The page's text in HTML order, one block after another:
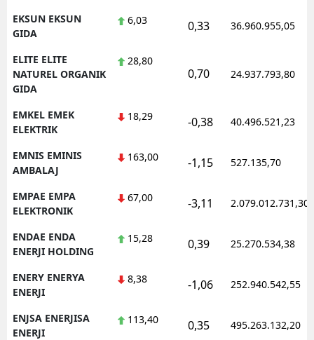
EKSUN EKSUN
GIDA
6,03 0,33 36.960.955,05
ELITE ELITE
NATUREL ORGANIK
GIDA
28,80
0,70 24.937.793,80
EMKEL EMEK
ELEKTRIK
18,29 -0,38 40.496.521,23
EMNIS EMINIS
AMBALAJ
163,00 -1,15 527.135,70
EMPAE EMPA
ELEKTRONIK
67,00 -3,11 2.079.012.731,30
ENDAE ENDA
ENERJI HOLDING
15,28 0,39 25.270.534,38
ENERY ENERYA
ENERJI
8,38 -1,06 252.940.542,55
ENJSA ENERJISA
ENERJI
113,40 0,35 495.263.132,20